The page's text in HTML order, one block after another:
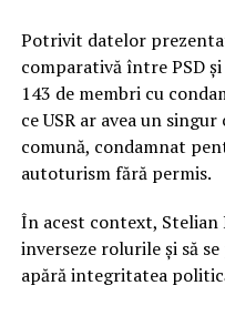
Potrivit datelor
comparativă între PSD
143 de membri cu
ce USR ar avea un
comună, condamnat
autoturism fără permis.
În acest context, Stelian
inverseze rolurile și să
apără integritatea